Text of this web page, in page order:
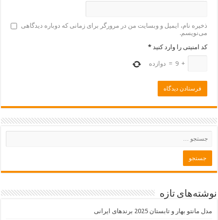
ذخیره نام، ایمیل و وبسایت من در مرورگر برای زمانی که دوباره دیدگاهی
می‌نویسم.
کد امنیتی را وارد کنید *
+
9
= دوازده
نوشته‌های تازه
مدل مانتو بهار و تابستان 2025 برندهای ایرانی